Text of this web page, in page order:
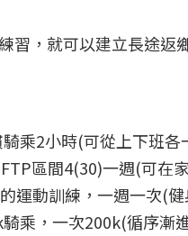
習，就可以建立長途返
乘2小時(可從上下班各
區間4(30)一週(可在
運動訓練，一週一次(
乘，一次200k(循序漸